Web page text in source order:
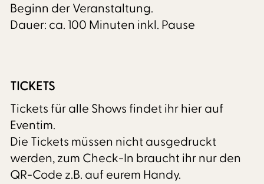
Beginn der Veranstaltung.
Dauer: ca. 100 Minuten inkl. Pause
TICKETS
Tickets für alle Shows findet ihr hier auf
Eventim.
Die Tickets müssen nicht ausgedruckt
werden, zum Check-In braucht ihr nur den
QR-Code z.B. auf eurem Handy.